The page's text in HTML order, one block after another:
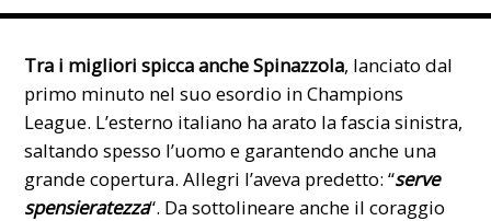
Tra i migliori spicca anche Spinazzola, lanciato dal
primo minuto nel suo esordio in Champions
League. L’esterno italiano ha arato la fascia sinistra,
saltando spesso l’uomo e garantendo anche una
grande copertura. Allegri l’aveva predetto: “serve
spensieratezza“. Da sottolineare anche il coraggio